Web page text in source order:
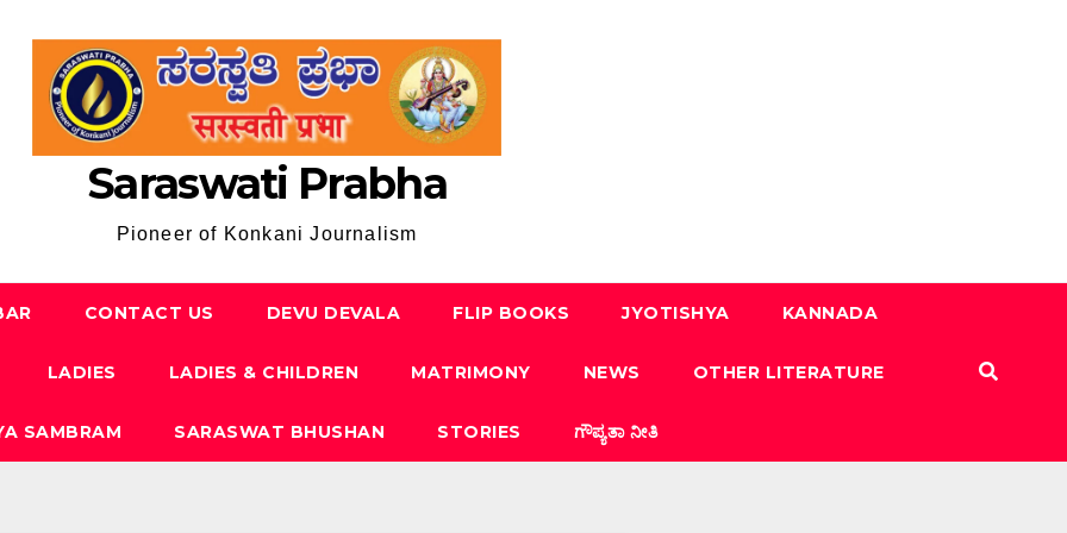
Saraswati Prabha
Pioneer of Konkani Journalism
CONTACT US DEVU DEVALA FLIP BOOKS JYOTISHYA KANNADA
LADIES LADIES & CHILDREN MATRIMONY NEWS OTHER LITERATURE
SAMBRAM SARASWAT BHUSHAN STORIES ಗೌಪ್ಯತಾ ನೀತಿ